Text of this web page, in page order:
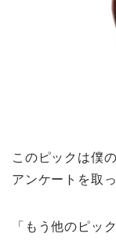
このピックは僕
アンケートを取
「もう他のピッ